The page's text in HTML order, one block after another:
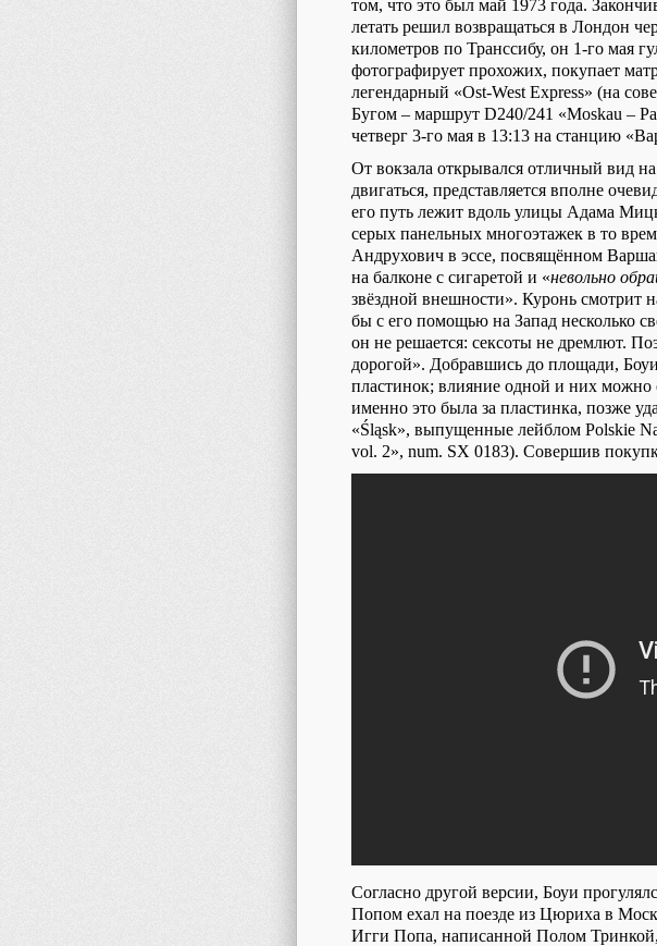
том, что это был май 1973 года.
летать решил возвращаться в Лондон
километров по Транссибу, он 1-го мая
фотографирует прохожих, покупает
легендарный «Ost-West Express» (на
Бугом – маршрут D240/241 «Moskau –
четверг 3-го мая в 13:13 на станцию
От вокзала открывался отличный вид
двигаться, представляется вполне
его путь лежит вдоль улицы Адама
серых панельных многоэтажек в то
Андрухович в эссе, посвящённом
на балконе с сигаретой и «невольно
звёздной внешности». Куронь смотрит
бы с его помощью на Запад несколько
он не решается: сексоты не дремлют.
дорогой». Добравшись до площади,
пластинок; влияние одной и них
именно это была за пластинка, позже
«Śląsk», выпущенные лейблом Polskie
vol. 2», num. SX 0183). Совершив
Согласно другой версии, Боуи
Попом ехал на поезде из Цюриха в
Игги Попа, написанной Полом Тринкой,